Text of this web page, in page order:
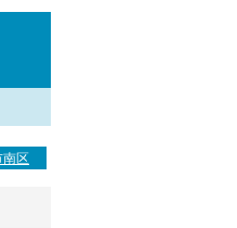
南区